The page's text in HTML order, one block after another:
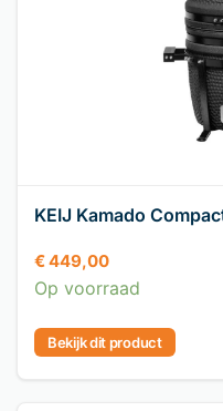
KEIJ Kamado
€449,00
Op voorraad
Bekijk dit product